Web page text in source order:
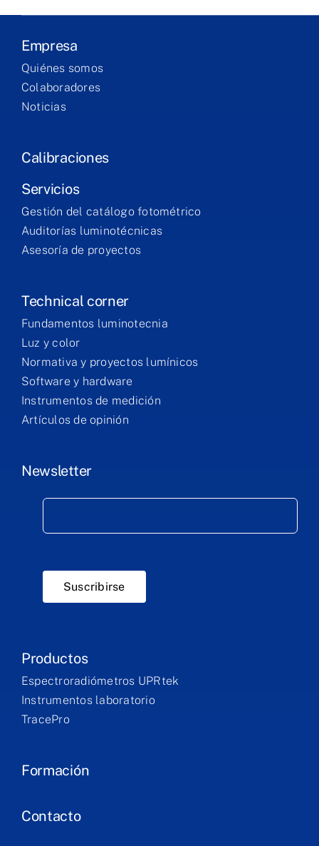
Empresa
Quiénes somos
Colaboradores
Noticias
Calibraciones
Servicios
Gestión del catálogo fotométrico
Auditorías luminotécnicas
Asesoría de proyectos
Technical corner
Fundamentos luminotecnia
Luz y color
Normativa y proyectos lumínicos
Software y hardware
Instrumentos de medición
Artículos de opinión
Newsletter
Suscribirse
Productos
Espectroradiómetros UPRtek
Instrumentos laboratorio
TracePro
Formación
Contacto
Serviços